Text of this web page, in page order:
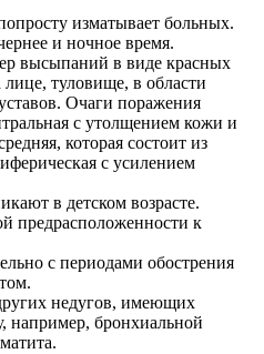
изматывает больных.
и ночное время.
высыпаний в виде красных
туловище, в области
Очаги поражения
с утолщением кожи и
которая состоит из
с усилением
в детском возрасте.
предрасположенности к
с периодами обострения
недугов, имеющих
например, бронхиальной